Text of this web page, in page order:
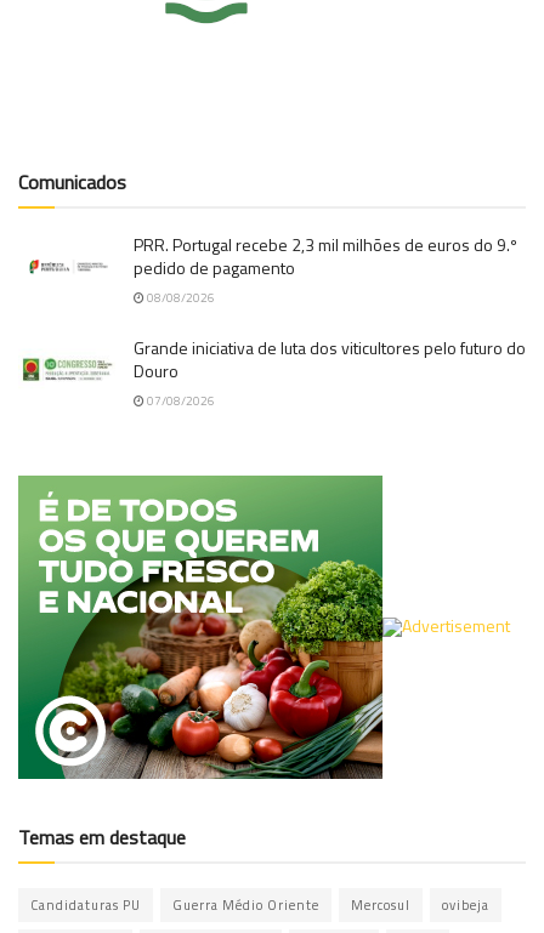
Comunicados
PRR. Portugal recebe 2,3 mil milhões de euros do 9.º
pedido de pagamento
08/08/2026
Grande iniciativa de luta dos viticultores pelo futuro do
Douro
07/08/2026
Temas em destaque
Candidaturas PU Guerra Médio Oriente Mercosul ovibeja